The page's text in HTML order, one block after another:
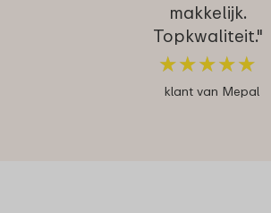
makkelijk.
Topkwaliteit."
★★★★★
★★★★★
klant van Mepal